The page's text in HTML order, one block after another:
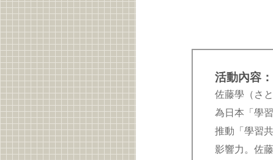
活動內容：
佐藤學（さ
為日本「學
推動「學習
影響力。佐